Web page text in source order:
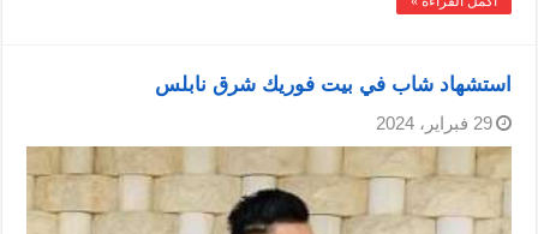
استشهاد شاب في بيت فوريك شرق نابلس
29 فبراير، 2024